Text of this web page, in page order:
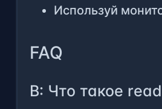
Используй
FAQ
В: Что такое